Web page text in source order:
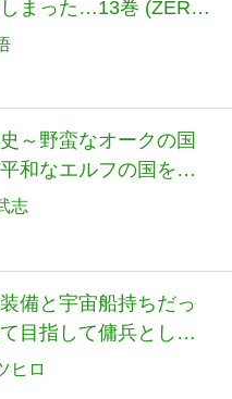
まった…13巻 (ZERO-
～野蛮なオークの国
和なエルフの国を焼
～６ (【漫画】オルク
志
備と宇宙船持ちだっ
目指して傭兵として
(カドカワBOOKS)
ヒロ